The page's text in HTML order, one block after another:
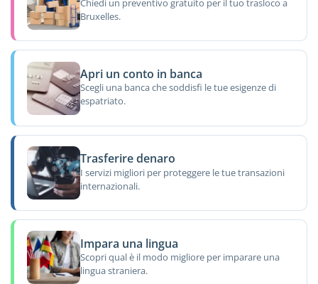
Chiedi un preventivo gratuito per il tuo trasloco a
Bruxelles.
Apri un conto in banca
Scegli una banca che soddisfi le tue esigenze di
espatriato.
Trasferire denaro
I servizi migliori per proteggere le tue transazioni
internazionali.
Impara una lingua
Scopri qual è il modo migliore per imparare una
lingua straniera.